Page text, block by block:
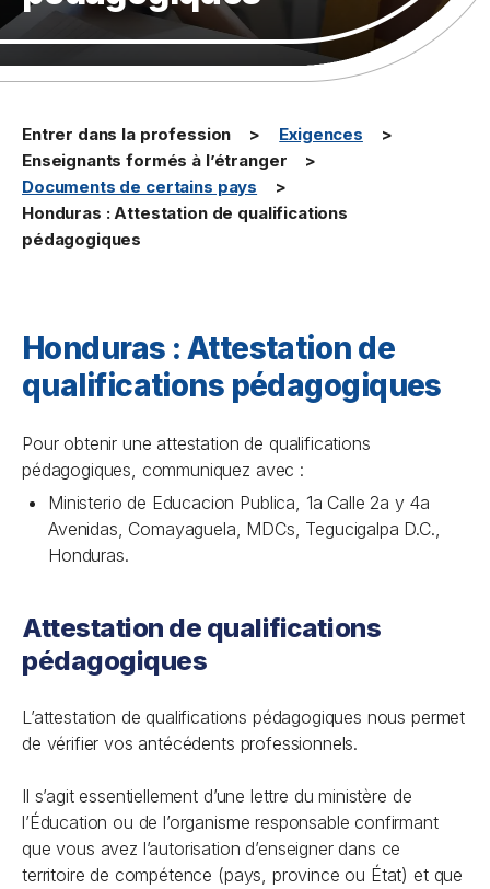
Entrer dans la profession
Exigences
Enseignants formés à l’étranger
Documents de certains pays
Honduras : Attestation de qualifications
pédagogiques
Honduras : Attestation de
qualifications pédagogiques
Pour obtenir une attestation de qualifications
pédagogiques, communiquez avec :
Ministerio de Educacion Publica, 1a Calle 2a y 4a
Avenidas, Comayaguela, MDCs, Tegucigalpa D.C.,
Honduras.
Attestation de qualifications
pédagogiques
L’attestation de qualifications pédagogiques nous permet
de vérifier vos antécédents professionnels.
Il s’agit essentiellement d’une lettre du ministère de
l’Éducation ou de l’organisme responsable confirmant
que vous avez l’autorisation d’enseigner dans ce
territoire de compétence (pays, province ou État) et que